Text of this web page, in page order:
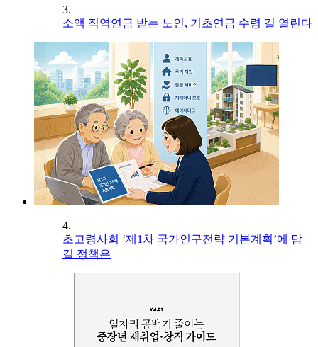
3.
소액 직역연금 받는 노인, 기초연금 수령 길 열린다
4.
초고령사회 ‘제1차 국가인구전략 기본계획’에 담
길 정책은